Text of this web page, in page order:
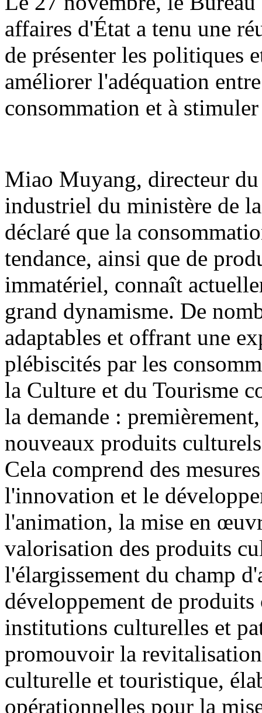
affaires d'État a tenu une
de présenter les politiques
améliorer l'adéquation
consommation et à
Miao Muyang, directeur
industriel du ministère de
déclaré que la
tendance, ainsi que de
immatériel, connaît
grand dynamisme. De
adaptables et offrant une
plébiscités par les
la Culture et du Tourisme
la demande :
nouveaux produits
Cela comprend des
l'innovation et le
l'animation, la mise en
valorisation des produits
l'élargissement du champ
développement de
institutions culturelles et
promouvoir la
culturelle et touristique,
opérationnelles pour la